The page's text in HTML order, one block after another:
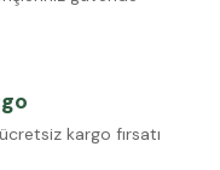
kargo fırsatı